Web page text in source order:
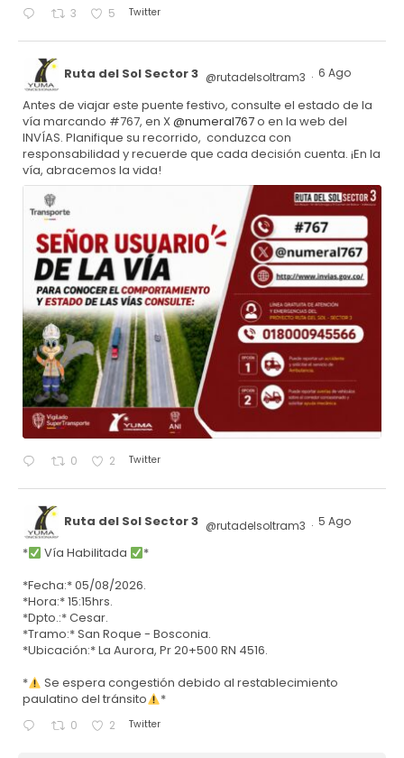
3 5 Twitter
Ruta del Sol Sector 3 @rutadelsoltram3 · 6 Ago
Antes de viajar este puente festivo, consulte el estado de la
vía marcando #767, en X@numeral767o en la web del
INVÍAS. Planifique su recorrido, conduzca con
responsabilidad y recuerde que cada decisión cuenta. ¡En la
vía, abracemos la vida!
0 2 Twitter
Ruta del Sol Sector 3 @rutadelsoltram3 · 5 Ago
* Vía Habilitada
*
*Fecha:* 05/08/2026.
*Hora:* 15:15hrs.
*Dpto.:* Cesar.
*Tramo:* San Roque - Bosconia.
*Ubicación:* La Aurora, Pr 20+500 RN 4516.
*
Se espera congestión debido al restablecimiento
paulatino del tránsito
*
0 2 Twitter